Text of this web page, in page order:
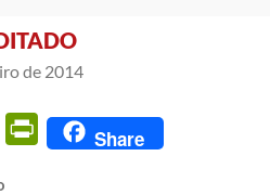
de 2014
Email PrintFriendly
Share